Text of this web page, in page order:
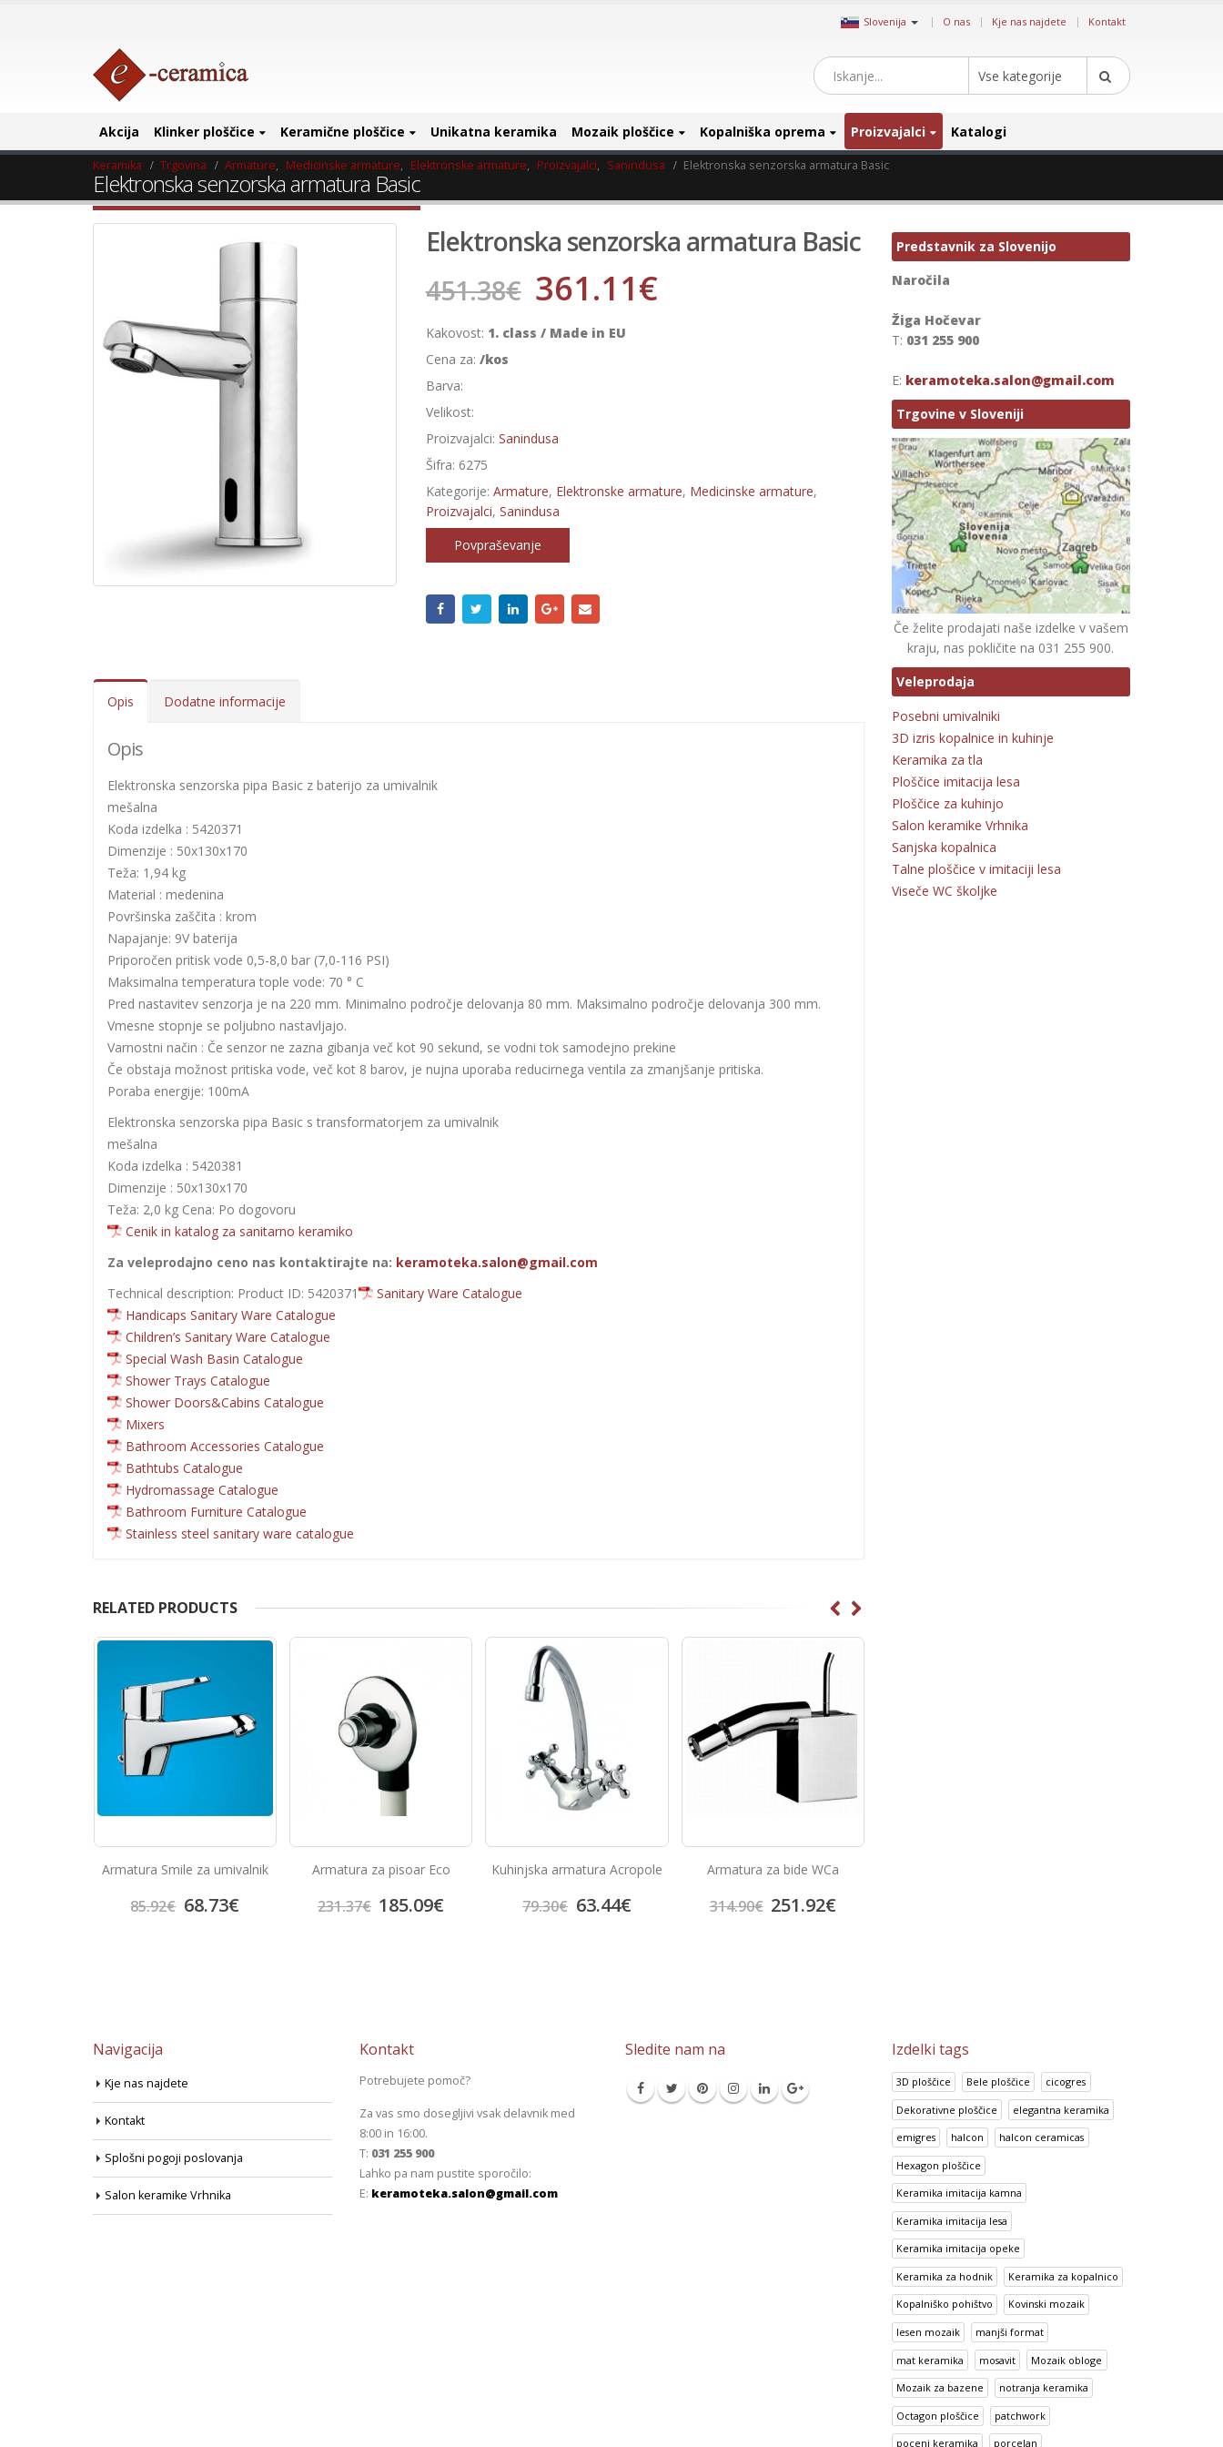
Slovenija | O nas Kje nas najdete Kontakt
Vse kategorije
Akcija Klinker ploščice Keramične ploščice Unikatna keramika Mozaik ploščice Kopalniška oprema Proizvajalci Katalogi
Keramika Trgovina Armature, Medicinske armature, Elektronske armature, Proizvajalci, Sanindusa Elektronska senzorska armatura Basic
Elektronska senzorska armatura Basic
Elektronska senzorska armatura Basic
451.38€ 361.11€
Kakovost: 1. class / Made in EU
Cena za: /kos
Barva:
Velikost:
Proizvajalci: Sanindusa
Šifra: 6275
Kategorije: Armature, Elektronske armature, Medicinske armature,
Proizvajalci, Sanindusa
Povpraševanje
Opis Dodatne informacije
Opis
Elektronska senzorska pipa Basic z baterijo za umivalnik
mešalna
Koda izdelka : 5420371
Dimenzije : 50x130x170
Teža: 1,94 kg
Material : medenina
Površinska zaščita : krom
Napajanje: 9V baterija
Priporočen pritisk vode 0,5-8,0 bar (7,0-116 PSI)
Maksimalna temperatura tople vode: 70 ° C
Pred nastavitev senzorja je na 220 mm. Minimalno področje delovanja 80 mm. Maksimalno področje delovanja 300 mm.
Vmesne stopnje se poljubno nastavljajo.
Varnostni način : Če senzor ne zazna gibanja več kot 90 sekund, se vodni tok samodejno prekine
Če obstaja možnost pritiska vode, več kot 8 barov, je nujna uporaba reducirnega ventila za zmanjšanje pritiska.
Poraba energije: 100mA
Elektronska senzorska pipa Basic s transformatorjem za umivalnik
mešalna
Koda izdelka : 5420381
Dimenzije : 50x130x170
Teža: 2,0 kg Cena: Po dogovoru
Cenik in katalog za sanitarno keramiko
Za veleprodajno ceno nas kontaktirajte na: keramoteka.salon@gmail.com
Technical description: Product ID: 5420371
Sanitary Ware Catalogue
Handicaps Sanitary Ware Catalogue
Children’s Sanitary Ware Catalogue
Special Wash Basin Catalogue
Shower Trays Catalogue
Shower Doors&Cabins Catalogue
Mixers
Bathroom Accessories Catalogue
Bathtubs Catalogue
Hydromassage Catalogue
Bathroom Furniture Catalogue
Stainless steel sanitary ware catalogue
RELATED PRODUCTS
Armatura za pisoar Eco
231.37€ 185.09€
Kuhinjska armatura Acropole
79.30€ 63.44€
Armatura za bide WCa
314.90€ 251.92€
Armatura za tuš Rimini
175.10€ 140.08€
Predstavnik za Slovenijo
Naročila
Žiga Hočevar
T: 031 255 900
E: keramoteka.salon@gmail.com
Trgovine v Sloveniji
Če želite prodajati naše izdelke v vašem
kraju, nas pokličite na 031 255 900.
Veleprodaja
Posebni umivalniki
3D izris kopalnice in kuhinje
Keramika za tla
Ploščice imitacija lesa
Ploščice za kuhinjo
Salon keramike Vrhnika
Sanjska kopalnica
Talne ploščice v imitaciji lesa
Viseče WC školjke
Navigacija
Kje nas najdete
Kontakt
Splošni pogoji poslovanja
Salon keramike Vrhnika
Kontakt
Potrebujete pomoč?
Za vas smo dosegljivi vsak delavnik med
8:00 in 16:00.
T: 031 255 900
Lahko pa nam pustite sporočilo:
E: keramoteka.salon@gmail.com
Sledite nam na Izdelki tags
3D ploščice Bele ploščice cicogres
Dekorativne ploščice elegantna keramika
emigres halcon halcon ceramicas
Hexagon ploščice
Keramika imitacija kamna
Keramika imitacija lesa
Keramika imitacija opeke
Keramika za hodnik Keramika za kopalnico
Kopalniško pohištvo Kovinski mozaik
lesen mozaik manjši format
mat keramika mosavit Mozaik obloge
Mozaik za bazene notranja keramika
Octagon ploščice patchwork
poceni keramika porcelan